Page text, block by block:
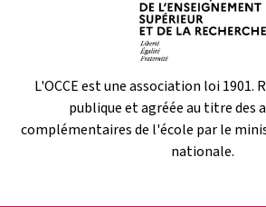
L'OCCE est une association loi 1901.
publique et agréée au titre des
complémentaires de l'école par le
nationale.